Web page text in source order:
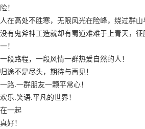
险！
人在高处不胜寒，无限风光在险峰，绕过群山
没有鬼斧神工造就却有蜀道难难于上青天，
一！
一段路程，一段风情一群热爱自然的人！
归途不是尽头，期待与再见！
一路.一群朋友一颗平常心！
欢乐.笑语.平凡的世界！
在一起
真好！